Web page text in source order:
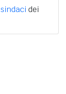
sindaci dei